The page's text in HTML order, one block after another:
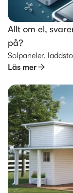
Allt om el,
på?
Solpaneler,
Läs mer